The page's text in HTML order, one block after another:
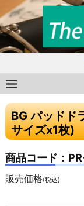
BG パッドド
サイズx1枚)
商品コード：
販売価格(税込)